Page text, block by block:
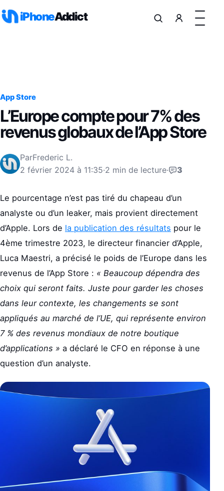
iPhoneAddict
App Store
L’Europe compte pour 7% des
revenus globaux de l’App Store
ParFrederic L.
2 février 2024 à 11:35·2 min de lecture· 3
Le pourcentage n’est pas tiré du chapeau d’un
analyste ou d’un leaker, mais provient directement
d’Apple. Lors de la publication des résultats pour le
4ème trimestre 2023, le directeur financier d’Apple,
Luca Maestri, a précisé le poids de l’Europe dans les
revenus de l’App Store : « Beaucoup dépendra des
choix qui seront faits. Juste pour garder les choses
dans leur contexte, les changements se sont
appliqués au marché de l’UE, qui représente environ
7 % des revenus mondiaux de notre boutique
d’applications » a déclaré le CFO en réponse à une
question d’un analyste.